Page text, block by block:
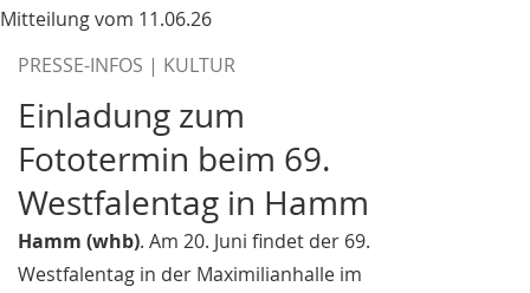
Mitteilung vom 11.06.26
PRESSE-INFOS | KULTUR
Einladung zum
Fototermin beim 69.
Westfalentag in Hamm
Hamm (whb). Am 20. Juni findet der 69.
Westfalentag in der Maximilianhalle im